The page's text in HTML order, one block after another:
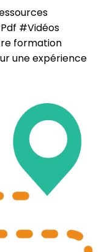
#Vidéos
formation
une expérience